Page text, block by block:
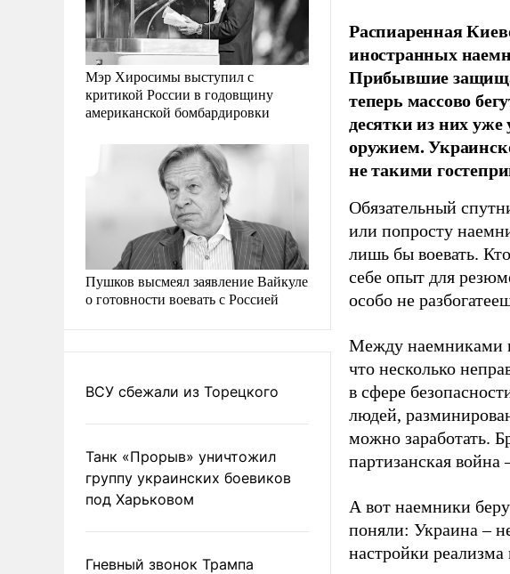
Мэр Хиросимы выступил с
критикой России в годовщину
американской бомбардировки
Пушков высмеял заявление Вайкуле
о готовности воевать с Россией
ВСУ сбежали из Торецкого
Танк «Прорыв» уничтожил
группу украинских боевиков
под Харьковом
Гневный звонок Трампа
Распиаренная
иностранных
Прибывшие
теперь массово
десятки из них
оружием.
не такими
Обязательный
или попросту
лишь бы воевать.
себе опыт для
особо не
Между наемниками
что несколько
в сфере
людей,
можно заработать.
партизанская война
А вот наемники
поняли: Украина –
настройки